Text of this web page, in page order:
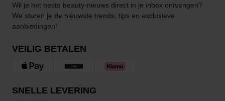
Wil je het beste beauty-nieuws direct in je inbox ontvangen?
We sturen je de nieuwste trends, tips en exclusieve
aanbiedingen!
VEILIG BETALEN
SNELLE LEVERING